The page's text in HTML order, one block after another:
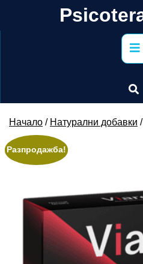
Начало / Натурални добавки
Разпродажба!